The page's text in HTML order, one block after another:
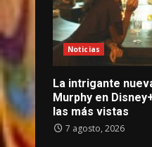
Noticias
La intrigante
Murphy en
las más vistas
7 agosto, 2026